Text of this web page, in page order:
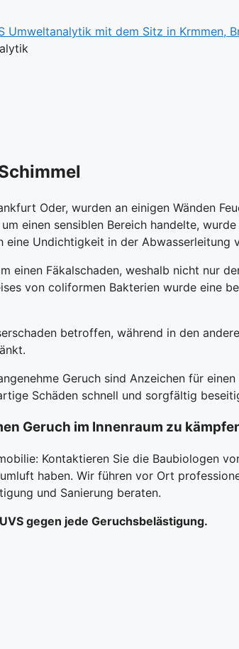
Oder, wurden an einigen Wänden
einen sensiblen Bereich handelte,
eine Undichtigkeit in der
einen Fäkalschaden, weshalb nicht nur
von coliformen Bakterien wurde eine
betroffen, während in den
Geruch sind Anzeichen für
Schäden schnell und sorgfältig
Geruch im Innenraum zu
Kontaktieren Sie die Baubiologen
haben. Wir führen vor Ort
und Sanierung beraten.
gegen jede Geruchsbelästigung.